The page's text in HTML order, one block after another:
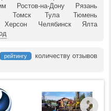
Ростов-на-Дону
Рязань
Томск Тула
Тюмень
Херсон Челябинск
Ялта
рейтингу
количеству отзывов